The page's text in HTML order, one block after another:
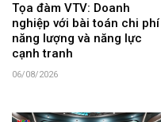
Tọa đàm VTV: Doanh
nghiệp với bài toán chi phí
năng lượng và năng lực
cạnh tranh
06/08/2026